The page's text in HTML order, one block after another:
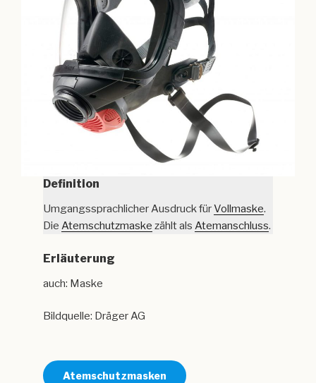
Definition
Umgangssprachlicher Ausdruck fürVollmaske.
DieAtemschutzmaske zählt alsAtemanschluss.
Erläuterung
auch: Maske
Bildquelle: Dräger AG
Atemschutzmasken